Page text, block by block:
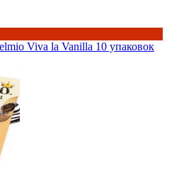
Viva la Vanilla 10 упаковок